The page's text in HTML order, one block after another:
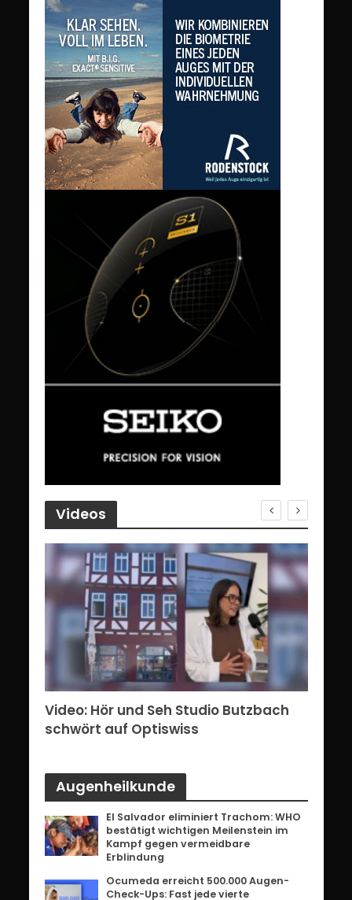
Videos
Video: Hör und Seh Studio Butzbach
schwört auf Optiswiss
Augenheilkunde
El Salvador eliminiert Trachom: WHO
bestätigt wichtigen Meilenstein im
Kampf gegen vermeidbare
Erblindung
Ocumeda erreicht 500.000 Augen-
Check-Ups: Fast jede vierte